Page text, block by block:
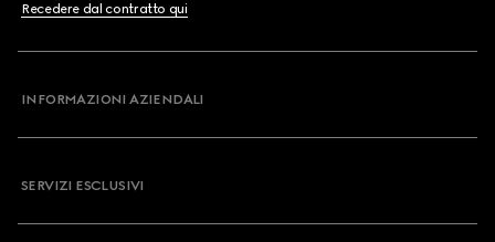
Recedere dal contratto qui
INFORMAZIONI AZIENDALI
SERVIZI ESCLUSIVI